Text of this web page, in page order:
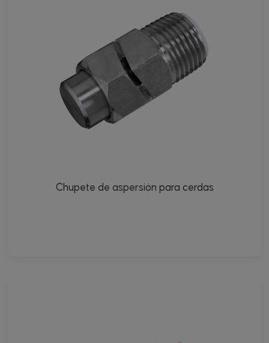
Chupete de aspersión para cerdas